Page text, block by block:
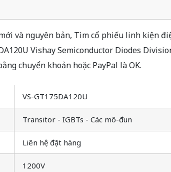
và nguyên bản, Tìm cổ phiếu linh kiện
Vishay Semiconductor Diodes
chuyển khoản hoặc PayPal là OK.
VS-GT175DA120U
Transitor - IGBTs - Các mô-đun
Liên hệ đặt hàng
1200V